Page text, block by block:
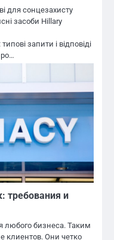
для сонцезахисту
засоби Hillary
запити і відповіді
требования и
любого бизнеса. Таким
клиентов. Они четко